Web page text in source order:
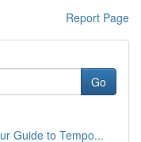
Report Page
Go
Guide to Tempo...